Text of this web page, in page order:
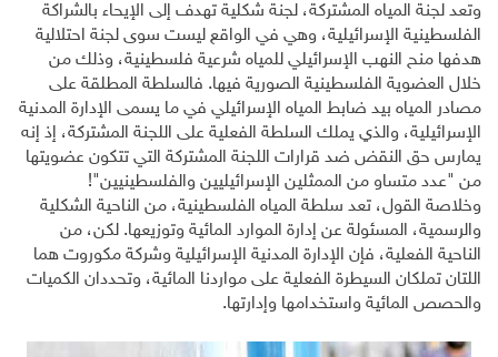
وتعد لجنة المياه المشتركة، لجنة شكلية تهدف إلى الإيحاء بالشراكة
الفلسطينية الإسرائيلية، وهي في الواقع ليست سوى لجنة احتلالية
هدفها منح النهب الإسرائيلي للمياه شرعية فلسطينية، وذلك من
خلال العضوية الفلسطينية الصورية فيها. فالسلطة المطلقة على
مصادر المياه بيد ضابط المياه الإسرائيلي في ما يسمى الإدارة المدنية
الإسرائيلية، والذي يملك السلطة الفعلية على اللجنة المشتركة، إذ إنه
يمارس حق النقض ضد قرارات اللجنة المشتركة التي تتكون عضويتها
من "عدد متساو من الممثلين الإسرائيليين والفلسطينيين"!
وخلاصة القول، تعد سلطة المياه الفلسطينية، من الناحية الشكلية
والرسمية، المسئولة عن إدارة الموارد المائية وتوزيعها. لكن، من
الناحية الفعلية، فإن الإدارة المدنية الإسرائيلية وشركة مكوروت هما
اللتان تملكان السيطرة الفعلية على مواردنا المائية، وتحددان الكميات
والحصص المائية واستخدامها وإدارتها.